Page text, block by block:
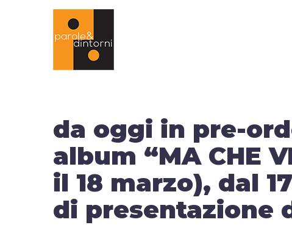
da oggi in pre-
album “MA CHE
il 18 marzo), dal
di presentazione